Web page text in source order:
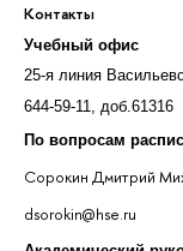
Контакты
Учебный офис
25-я линия
644-59-11, доб.61316
По вопросам
Сорокин Дмитрий
dsorokin@hse.ru